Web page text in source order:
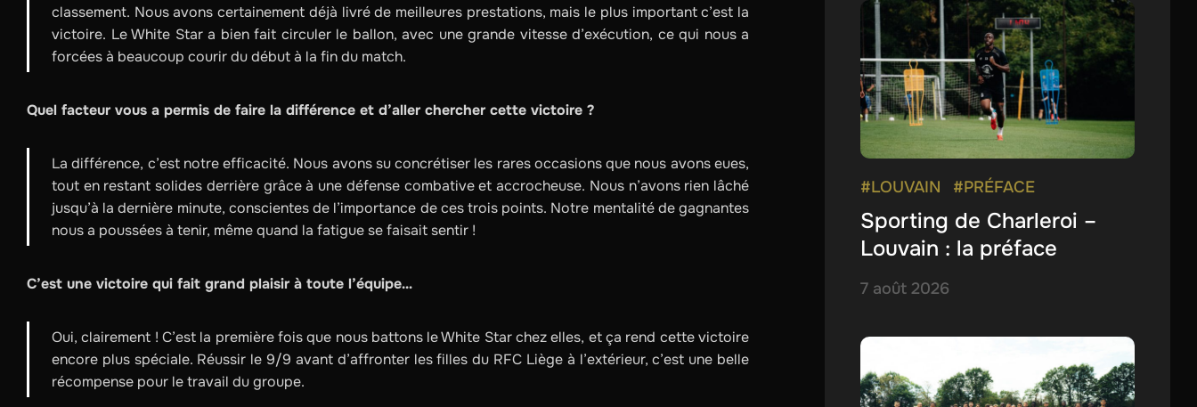
classement. Nous avons certainement déjà livré de meilleures prestations, mais le plus important c’est la
victoire. Le White Star a bien fait circuler le ballon, avec une grande vitesse d’exécution, ce qui nous a
forcées à beaucoup courir du début à la fin du match.
Quel facteur vous a permis de faire la différence et d’aller chercher cette victoire ?
La différence, c’est notre efficacité. Nous avons su concrétiser les rares occasions que nous avons eues,
tout en restant solides derrière grâce à une défense combative et accrocheuse. Nous n’avons rien lâché
jusqu’à la dernière minute, conscientes de l’importance de ces trois points. Notre mentalité de gagnantes
nous a poussées à tenir, même quand la fatigue se faisait sentir !
C’est une victoire qui fait grand plaisir à toute l’équipe…
Oui, clairement ! C’est la première fois que nous battons le White Star chez elles, et ça rend cette victoire
encore plus spéciale. Réussir le 9/9 avant d’affronter les filles du RFC Liège à l’extérieur, c’est une belle
récompense pour le travail du groupe.
#LOUVAIN #PRÉFACE
Sporting de Charleroi –
Louvain : la préface
7 août 2026